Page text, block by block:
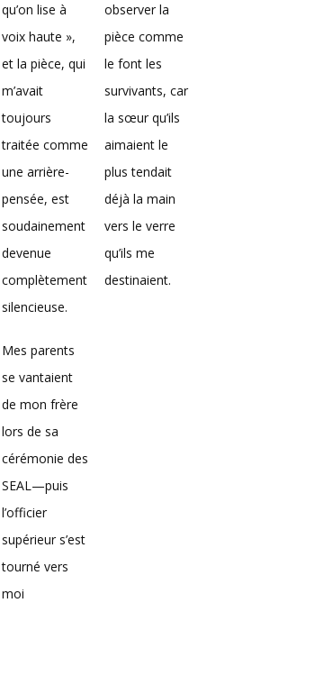
qu’on lise à
voix haute »,
et la pièce, qui
m’avait
toujours
traitée comme
une arrière-
pensée, est
soudainement
devenue
complètement
silencieuse.
observer la
pièce comme
le font les
survivants, car
la sœur qu’ils
aimaient le
plus tendait
déjà la main
vers le verre
qu’ils me
destinaient.
Mes parents
se vantaient
de mon frère
lors de sa
cérémonie des
SEAL—puis
l’officier
supérieur s’est
tourné vers
moi